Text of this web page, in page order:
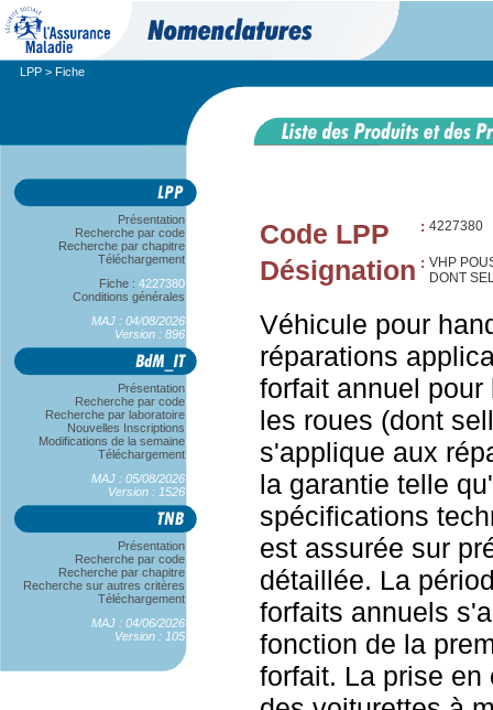
LPP > Fiche
Présentation
Recherche par code
Recherche par chapitre
Téléchargement
Fiche : 4227380
Conditions générales
MAJ : 04/08/2026
Version : 896
Présentation
Recherche par code
Recherche par laboratoire
Nouvelles Inscriptions
Modifications de la semaine
Téléchargement
MAJ : 05/08/2026
Version : 1526
Présentation
Recherche par code
Recherche par chapitre
Recherche sur autres critères
Téléchargement
MAJ : 04/06/2026
Version : 105
Code LPP : 4227380
Désignation : VHP
DONT
Véhicule pour
réparations
forfait annuel
les roues (dont
s'applique aux
la garantie telle
spécifications
est assurée sur
détaillée. La
forfaits annuels
fonction de la
forfait. La prise en